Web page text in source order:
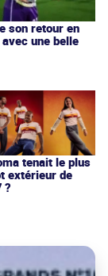
son retour en
une belle
tenait le plus
extérieur de
?